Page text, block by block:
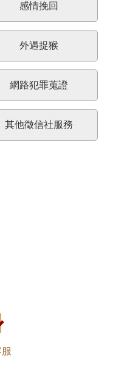
感情挽回
外遇捉猴
網路犯罪蒐證
其他徵信社服務